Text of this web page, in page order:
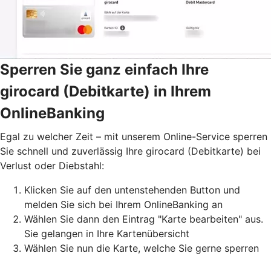
Sperren Sie ganz einfach Ihre
girocard (Debitkarte) in Ihrem
OnlineBanking
Egal zu welcher Zeit – mit unserem Online-Service sperren
Sie schnell und zuverlässig Ihre girocard (Debitkarte) bei
Verlust oder Diebstahl:
Klicken Sie auf den untenstehenden Button und
melden Sie sich bei Ihrem OnlineBanking an
Wählen Sie dann den Eintrag "Karte bearbeiten" aus.
Sie gelangen in Ihre Kartenübersicht
Wählen Sie nun die Karte, welche Sie gerne sperren